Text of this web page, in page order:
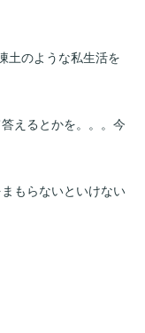
土のような私生活を
えるとかを。。。今
もらないといけない